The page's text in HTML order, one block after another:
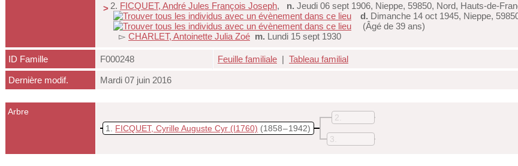
> 2. FICQUET, André Jules François Joseph, n. Jeudi 06 sept 1906, Nieppe, 59850, Nord, Hauts-de-
d. Dimanche 14 oct 1945, Nieppe,
(Âgé de 39 ans)
▻ CHARLET, Antoinette Julia Zoé m. Lundi 15 sept 1930
ID Famille F000248 Feuille familiale | Tableau familial
Dernière modif. Mardi 07 juin 2016
Arbre
1
FICQUET, Cyrille Auguste Cyr (I1760) (1858 – 1942)
2
3